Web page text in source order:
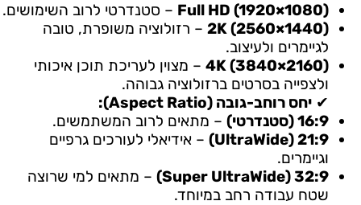
Full HD (1920×1080) – סטנדרטי לרוב השימושים.
2K (2560×1440) – רזולוציה משופרת, טובה
לגיימרים ולעיצוב.
4K (3840×2160) – מצוין לעריכת תוכן איכותי
ולצפייה בסרטים ברזולוציה גבוהה.
✔ יחס רוחב-גובה (Aspect Ratio):
16:9 (סטנדרטי)
– מתאים לרוב המשתמשים.
21:9 (UltraWide)
– אידיאלי לעורכים גרפיים
וגיימרים.
32:9 (Super UltraWide)
– מתאים למי שרוצה
שטח עבודה רחב במיוחד.